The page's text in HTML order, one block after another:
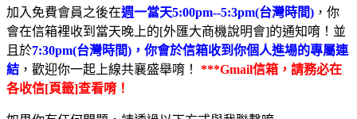
加入免費會員之後在週一當天5:00pm--5:3pm(台灣時間) ，你
會在信箱裡收到當天晚上的[外匯大商機說明會]的通知唷！並
且於7:30pm(台灣時間)，你會於信箱收到你個人進場的專屬連
結 ，歡迎你一起上線共襄盛舉唷！ ***Gmail信箱，請務必在
各收信[頁籤]查看唷！